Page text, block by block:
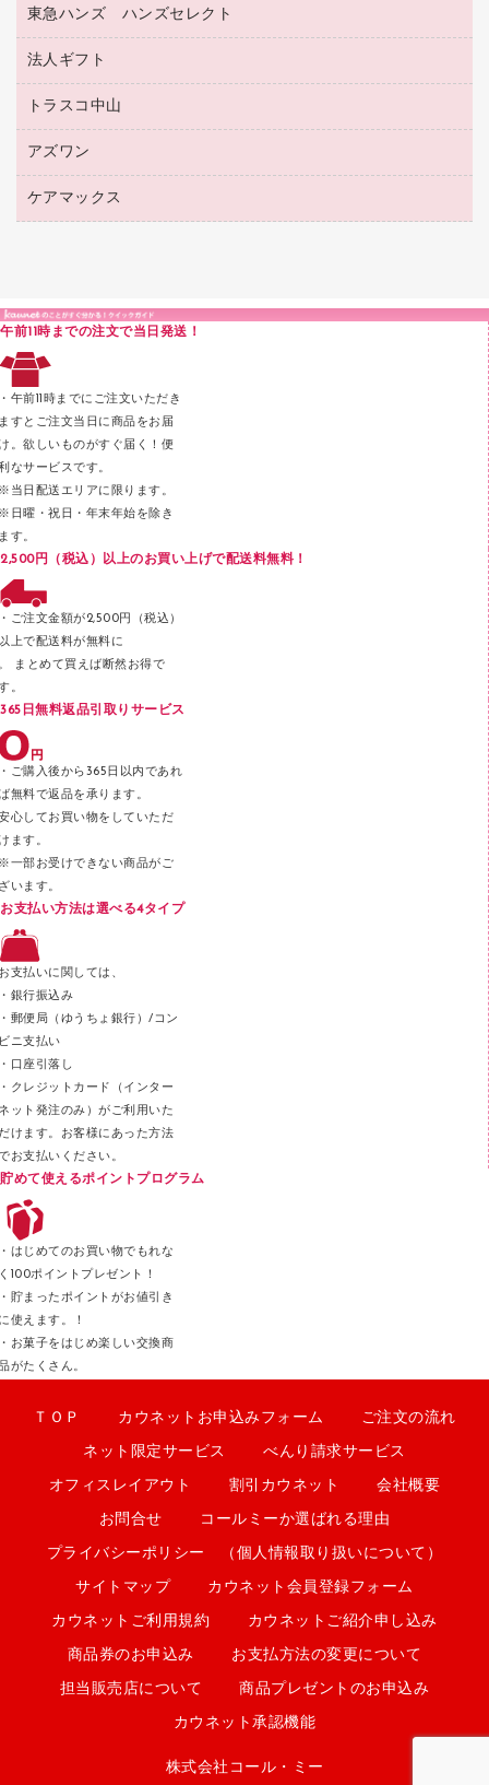
ファイルボックス
パイプ式ファイル
その他ファイル
クリヤーホルダー
クリヤーブック（差替式）
クリヤーブック（固定式）
Ｚ式ファイル
２穴リフィル・２穴インデックス
ボールペン（油性）
ボールペン（ゲルインク）
シャープペンシル用替芯
電話台
針なしステープラー
紙めくり
裁断機
印章用品
ラベル類
メンディングテープ
メッシュケース／ペンケース
フロアケース
ブックエンド／ブックスタンド
パンチ
テープカッター
その他文具
セロハンテープ
スティックのり
クリップ
カッター
店舗運営用品
陳列什器
紙手提げ袋
レジ・ポリ袋
ディスプレイ用品
カウンター／お会計用品
東急ハンズ ハンズセレクト
東急ハンズ
法人ギフト
高島屋
高島屋（食品・飲料）
カウネットギフト（食品・飲料）
トラスコ中山
建築・作業用品
アズワン
医療・介護用品（食品・飲料・食添製品）
ケアマックス
午前11時までの注文で当日発送！
午前11時までにご注文いただき
すとご注文当日に商品をお届
。欲しいものがすぐ届く！便
なサービスです。
当日配送エリアに限ります。
日曜・祝日・年末年始を除き
す。
2,500円（税込）以上のお買い上げで配送料無料！
ご注文金額が2,500円（税込）
上で配送料が無料に
まとめて買えば断然お得で
。
365日無料返品引取りサービス
ご購入後から365日以内であれ
無料で返品を承ります。
心してお買い物をしていただ
ます。
一部お受けできない商品がご
います。
お支払い方法は選べる4タイプ
支払いに関しては、
銀行振込み
郵便局（ゆうちょ銀行）/コン
ニ支払い
口座引落し
クレジットカード（インター
ット発注のみ）がご利用いた
けます。お客様にあった方法
お支払いください。
貯めて使えるポイントプログラム
はじめてのお買い物でもれな
100ポイントプレゼント！
貯まったポイントがお値引き
使えます。！
お菓子をはじめ楽しい交換商
がたくさん。
ＴＯＰ カウネットお申込みフォーム ご注文の流れ
ネット限定サービス べんり請求サービス
オフィスレイアウト 割引カウネット 会社概要
お問合せ コールミーか選ばれる理由
プライバシーポリシー （個人情報取り扱いについて）
サイトマップ カウネット会員登録フォーム
カウネットご利用規約 カウネットご紹介申し込み
商品券のお申込み お支払方法の変更について
担当販売店について 商品プレゼントのお申込み
カウネット承認機能
株式会社コール・ミー